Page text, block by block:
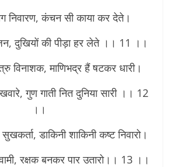
निवारण, कंचन सी काया कर देते।
दुखियों की पीड़ा हर लेते ।। 11 ।।
विनाशक, माणिभद्र हैं षटकर धारी।
गुण गाती नित दुनिया सारी ।। 12
।।
सुखकर्ता, डाकिनी शाकिनी कष्ट निवारो।
रक्षक बनकर पार उतारो।। 13 ।।